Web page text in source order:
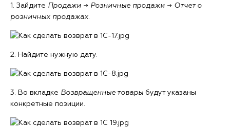
1. Зайдите Продажи → Розничные продажи → Отчет о
розничных продажах.
2. Найдите нужную дату.
3. Во вкладке Возвращенные товары будут указаны
конкретные позиции.